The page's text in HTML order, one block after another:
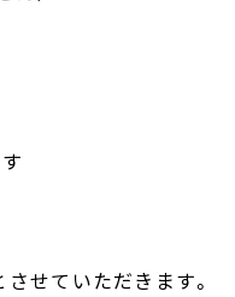
せていただきます。